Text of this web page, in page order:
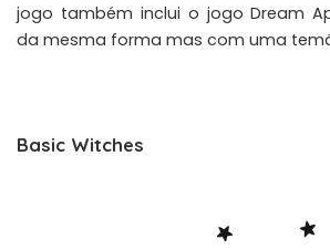
jogo também inclui o jogo Dream
da mesma forma mas com uma
Basic Witches